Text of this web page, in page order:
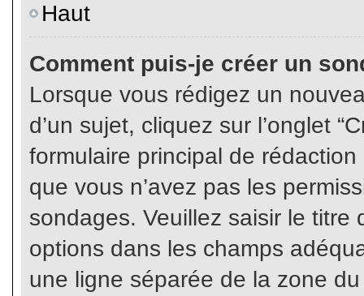
Haut
Comment puis-je créer un
Lorsque vous rédigez un
d’un sujet, cliquez sur l’onglet
formulaire principal de
que vous n’avez pas les
sondages. Veuillez saisir le
options dans les champs
une ligne séparée de la zone